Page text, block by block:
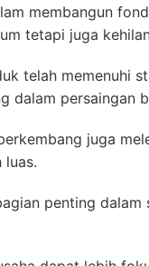
membangun
tetapi juga
telah memenuhi
dalam persaingan
juga
penting